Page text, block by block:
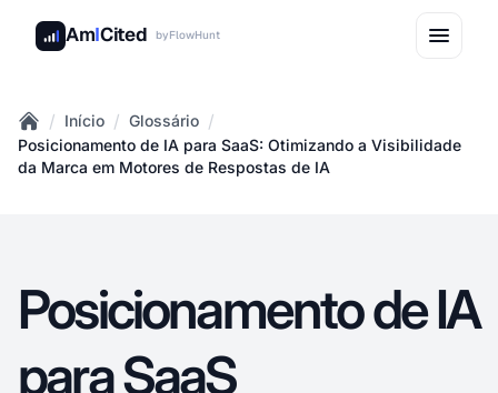
AmICited byFlowHunt
Home
/ Início / Glossário /
Posicionamento de IA para SaaS: Otimizando a Visibilidade
da Marca em Motores de Respostas de IA
Posicionamento de IA
para SaaS